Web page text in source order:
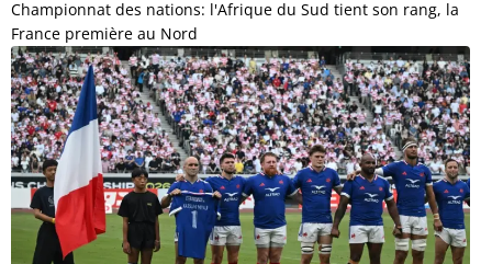
Championnat des nations: l'Afrique du Sud tient son rang, la
France première au Nord